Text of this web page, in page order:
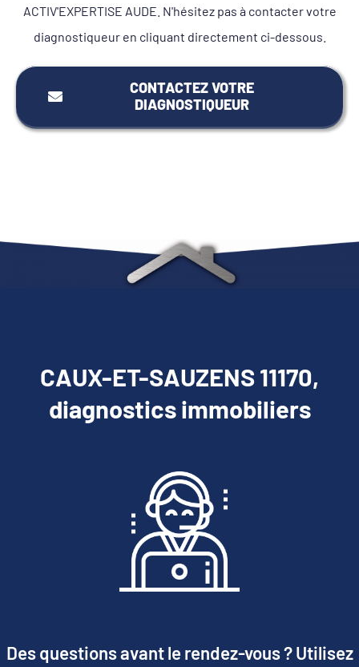
ACTIV'EXPERTISE AUDE. N'hésitez pas à contacter votre
diagnostiqueur en cliquant directement ci-dessous.
CONTACTEZ VOTRE
DIAGNOSTIQUEUR
CAUX-ET-SAUZENS 11170,
diagnostics immobiliers
Des questions avant le rendez-vous ? Utilisez